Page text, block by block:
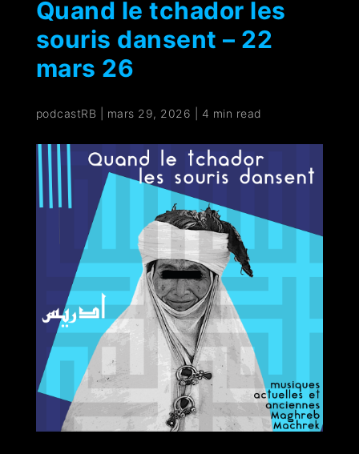
Quand le tchador les
souris dansent – 22
mars 26
podcastRB mars 29, 2026 4 min read